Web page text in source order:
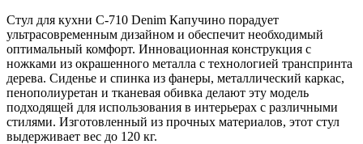
Стул для кухни C-710 Denim Капучино порадует
ультрасовременным дизайном и обеспечит необходимый
оптимальный комфорт. Инновационная конструкция с
ножками из окрашенного металла с технологией транспринта
дерева. Сиденье и спинка из фанеры, металлический каркас,
пенополиуретан и тканевая обивка делают эту модель
подходящей для использования в интерьерах с различными
стилями. Изготовленный из прочных материалов, этот стул
выдерживает вес до 120 кг.